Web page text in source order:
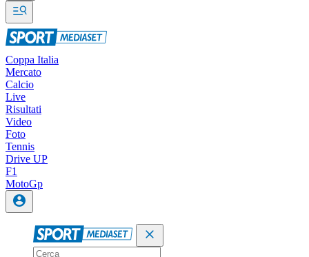
Coppa Italia
Mercato
Calcio
Live
Risultati
Video
Foto
Tennis
Drive UP
F1
MotoGp